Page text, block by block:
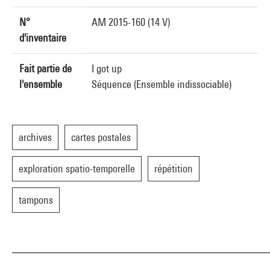
N°
d'inventaire
AM 2015-160 (14 V)
Fait partie de
l'ensemble
I got up
Séquence (Ensemble indissociable)
archives cartes postales
exploration spatio-temporelle répétition
tampons